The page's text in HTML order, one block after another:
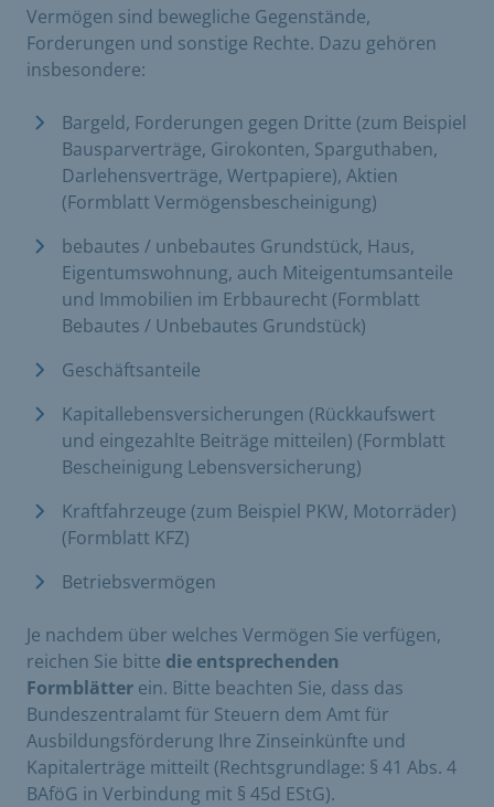
Vermögen sind bewegliche Gegenstände,
Forderungen und sonstige Rechte. Dazu gehören
insbesondere:
Bargeld, Forderungen gegen Dritte (zum Beispiel
Bausparverträge, Girokonten, Sparguthaben,
Darlehensverträge, Wertpapiere), Aktien
(Formblatt Vermögensbescheinigung)
bebautes / unbebautes Grundstück, Haus,
Eigentumswohnung, auch Miteigentumsanteile
und Immobilien im Erbbaurecht (Formblatt
Bebautes / Unbebautes Grundstück)
Geschäftsanteile
Kapitallebensversicherungen (Rückkaufswert
und eingezahlte Beiträge mitteilen) (Formblatt
Bescheinigung Lebensversicherung)
Kraftfahrzeuge (zum Beispiel PKW, Motorräder)
(Formblatt KFZ)
Betriebsvermögen
Je nachdem über welches Vermögen Sie verfügen,
reichen Sie bitte die entsprechenden
Formblätter ein. Bitte beachten Sie, dass das
Bundeszentralamt für Steuern dem Amt für
Ausbildungsförderung Ihre Zinseinkünfte und
Kapitalerträge mitteilt (Rechtsgrundlage: § 41 Abs. 4
BAföG in Verbindung mit § 45d EStG).